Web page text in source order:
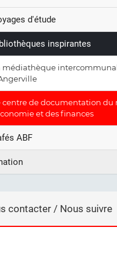
d'étude
inspirantes
médiathèque
centre de documentation du
et des finances
ABF
contacter / Nous suivre